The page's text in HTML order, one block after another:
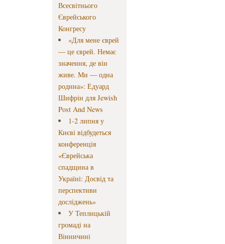
Всесвітнього
Єврейського
Конгресу
«Для мене єврей
— це єврей. Немає
значення, де він
живе. Ми — одна
родина»: Едуард
Шифрін для Jewish
Post And News
1-2 липня у
Києві відбудеться
конференція
«Єврейська
спадщина в
Україні: Досвід та
перспективи
досліджень»
У Теплицькій
громаді на
Вінничині